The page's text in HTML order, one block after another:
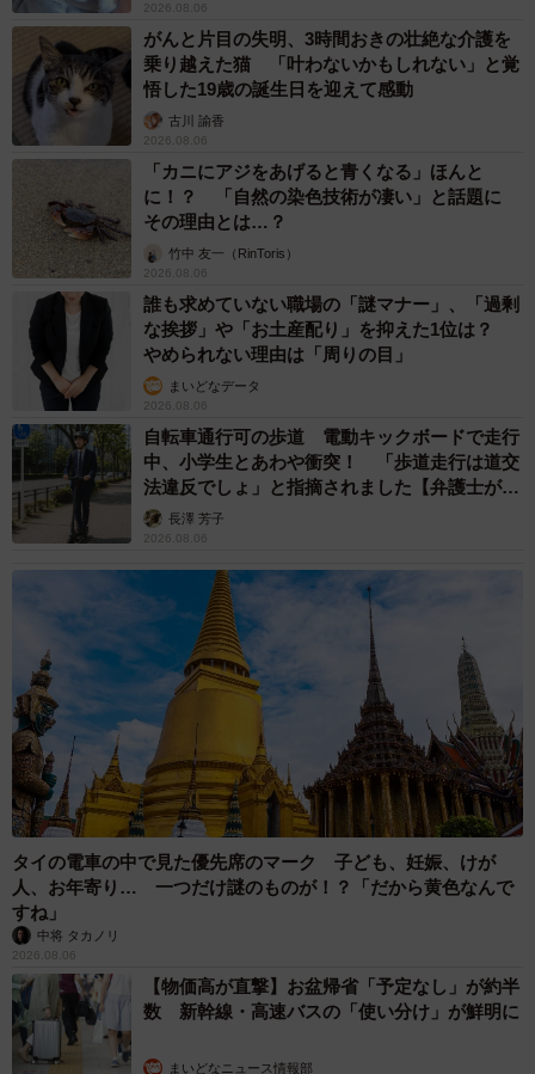
2026.08.06
がんと片目の失明、3時間おきの壮絶な介護を
乗り越えた猫 「叶わないかもしれない」と覚
悟した19歳の誕生日を迎えて感動
古川 諭香
2026.08.06
「カニにアジをあげると青くなる」ほんと
に！？ 「自然の染色技術が凄い」と話題に
その理由とは…？
竹中 友一（RinToris）
2026.08.06
誰も求めていない職場の「謎マナー」、「過剰
な挨拶」や「お土産配り」を抑えた1位は？
やめられない理由は「周りの目」
まいどなデータ
2026.08.06
自転車通行可の歩道 電動キックボードで走行
中、小学生とあわや衝突！ 「歩道走行は道交
法違反でしょ」と指摘されました【弁護士が解
説】長澤 芳子
2026.08.06
タイの電車の中で見た優先席のマーク 子ども、妊娠、けが
人、お年寄り… 一つだけ謎のものが！？「だから黄色なんで
すね」
中将 タカノリ
2026.08.06
【物価高が直撃】お盆帰省「予定なし」が約半
数 新幹線・高速バスの「使い分け」が鮮明に
まいどなニュース情報部